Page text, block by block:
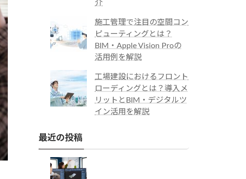
介
施工管理で注目の空間コン
ピューティングとは？
BIM・Apple Vision Proの
活用例を解説
工場建設におけるフロント
ローディングとは？導入メ
リットとBIM・デジタルツ
イン活用を解説
最近の投稿